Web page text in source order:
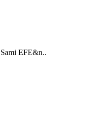
EFE&n..